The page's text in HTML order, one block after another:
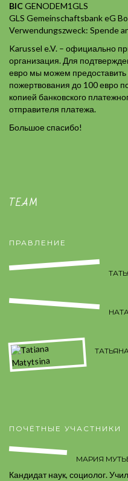
BICGENODEM1GLS
GLS Gemeinschaftsbank eG
Verwendungszweck: Spende
Karussel e.V. – официально
организация. Для
евро мы можем предоставить
пожертвования до 100 евро
копией банковского
отправителя платежа.
Большое спасибо!
TEAM
ПРАВЛЕНИЕ
ПОЧЁТНЫЕ УЧАСТНИКИ
МАРИЯ
Кандидат наук, социолог.